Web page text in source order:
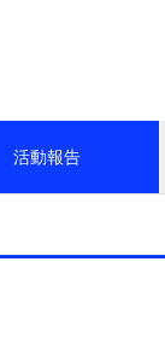
活動報告